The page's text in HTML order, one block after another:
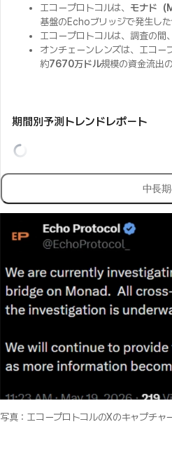
エコープロトコルは、 モナド（
基盤のEchoブリッジで発生した
エコープロトコルは、調査の間
オンチェーンレンズは、エコー
約7670万ドル規模の資金流出
期間別予測トレンドレポート
中長
写真：エコープロトコルのXのキャプチャ